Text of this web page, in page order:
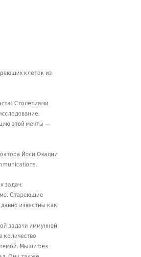
клеток из
Столетиями
этой мечты —
Йоси Овадии
задач:
Стареющие
известны как
задачи иммунной
количество
Мыши без